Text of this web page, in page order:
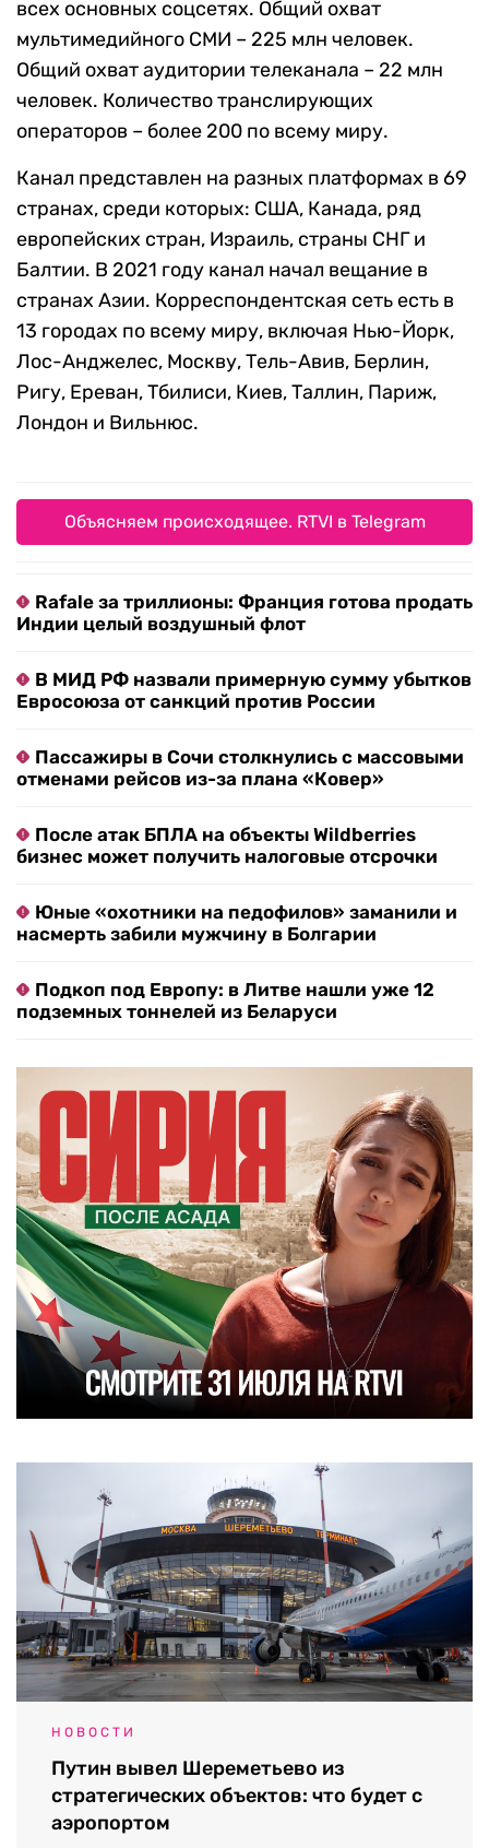
всех основных соцсетях. Общий охват
мультимедийного СМИ – 225 млн человек.
Общий охват аудитории телеканала – 22 млн
человек. Количество транслирующих
операторов – более 200 по всему миру.
Канал представлен на разных платформах в 69
странах, среди которых: США, Канада, ряд
европейских стран, Израиль, страны СНГ и
Балтии. В 2021 году канал начал вещание в
странах Азии. Корреспондентская сеть есть в
13 городах по всему миру, включая Нью-Йорк,
Лос-Анджелес, Москву, Тель-Авив, Берлин,
Ригу, Ереван, Тбилиси, Киев, Таллин, Париж,
Лондон и Вильнюс.
Объясняем происходящее. RTVI в Telegram
Rafale за триллионы: Франция готова продать
Индии целый воздушный флот
В МИД РФ назвали примерную сумму убытков
Евросоюза от санкций против России
Пассажиры в Сочи столкнулись с массовыми
отменами рейсов из-за плана «Ковер»
После атак БПЛА на объекты Wildberries
бизнес может получить налоговые отсрочки
Юные «охотники на педофилов» заманили и
насмерть забили мужчину в Болгарии
Подкоп под Европу: в Литве нашли уже 12
подземных тоннелей из Беларуси
НОВОСТИ
Путин вывел Шереметьево из
стратегических объектов: что будет с
аэропортом